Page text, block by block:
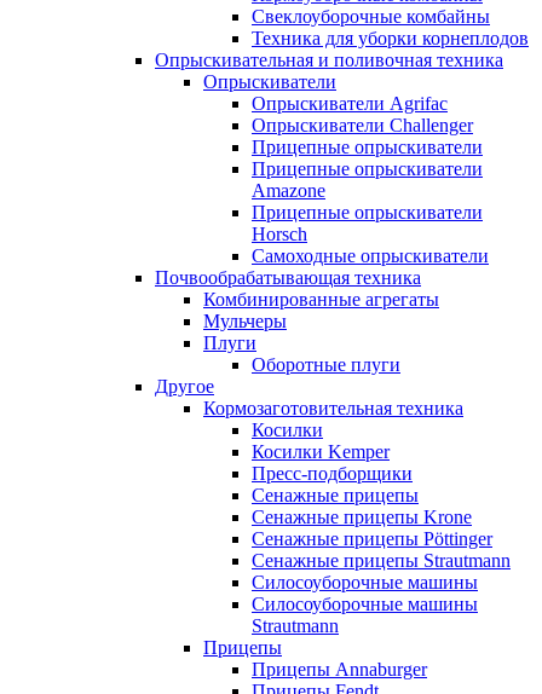
Свеклоуборочные комбайны
Техника для уборки корнеплодов
Опрыскивательная и поливочная техника
Опрыскиватели
Опрыскиватели Agrifac
Опрыскиватели Challenger
Прицепные опрыскиватели
Прицепные опрыскиватели
Amazone
Прицепные опрыскиватели
Horsch
Самоходные опрыскиватели
Почвообрабатывающая техника
Комбинированные агрегаты
Мульчеры
Плуги
Оборотные плуги
Другое
Кормозаготовительная техника
Косилки
Косилки Kemper
Пресс-подборщики
Сенажные прицепы
Сенажные прицепы Krone
Сенажные прицепы Pöttinger
Сенажные прицепы Strautmann
Силосоуборочные машины
Силосоуборочные машины
Strautmann
Прицепы
Прицепы Annaburger